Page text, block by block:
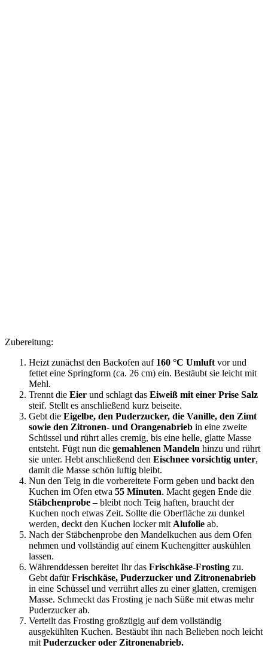
Zubereitung:
Heizt zunächst den Backofen auf 160 °C Umluft vor und
fettet eine Springform (ca. 26 cm) ein. Bestäubt sie leicht mit
Mehl.
Trennt die Eier und schlagt das Eiweiß mit einer Prise Salz
steif. Stellt es anschließend kurz beiseite.
Gebt die Eigelbe, den Puderzucker, die Vanille, den Zimt
sowie den Zitronen- und Orangenabrieb in eine zweite
Schüssel und rührt alles cremig, bis eine helle, glatte Masse
entsteht. Fügt nun die gemahlenen Mandeln hinzu und rührt
sie unter. Hebt anschließend den Eischnee vorsichtig unter,
damit die Masse schön luftig bleibt.
Nun den Teig in die vorbereitete Form geben und backt den
Kuchen im Ofen etwa 55 Minuten. Macht gegen Ende die
Stäbchenprobe – bleibt noch Teig haften, braucht der
Kuchen noch etwas Zeit. Sollte die Oberfläche zu dunkel
werden, deckt den Kuchen locker mit Alufolie ab.
Nach der Stäbchenprobe den Mandelkuchen aus dem Ofen
nehmen und vollständig auf einem Kuchengitter auskühlen
lassen.
Währenddessen bereitet Ihr das Frischkäse-Frosting zu.
Gebt dafürFrischkäse, Puderzucker und Zitronenabrieb
in eine Schüssel und verrührt alles zu einer glatten, cremigen
Masse. Schmeckt das Frosting je nach Süße mit etwas mehr
Puderzucker ab.
Verteilt das Frosting großzügig auf dem vollständig
ausgekühlten Kuchen. Bestäubt ihn nach Belieben noch leicht
mit Puderzucker oder Zitronenabrieb.